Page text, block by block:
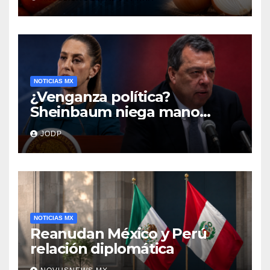
encarecen
NOTICIAS MX
¿Venganza política?
Sheinbaum niega mano
negra en captura de Ángel
Aguirre
JODP
NOTICIAS MX
Reanudan México y Perú
relación diplomática